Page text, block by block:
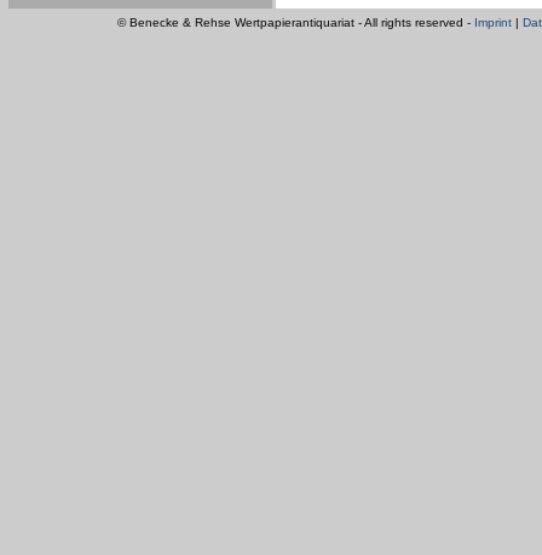
© Benecke & Rehse Wertpapierantiquariat - All rights reserved - Imprint |